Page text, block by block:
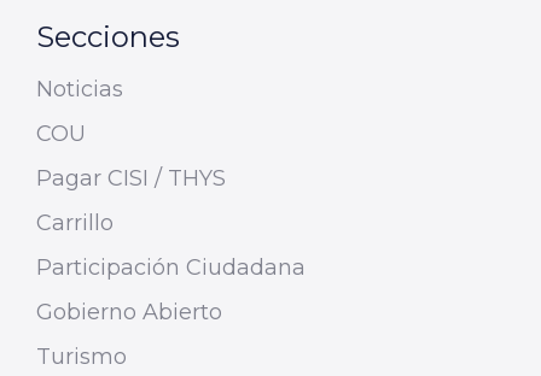
Secciones
Noticias
COU
Pagar CISI / THYS
Carrillo
Participación Ciudadana
Gobierno Abierto
Turismo